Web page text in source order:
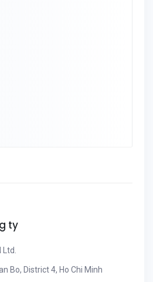
ty
Bo, District 4, Ho Chi Minh